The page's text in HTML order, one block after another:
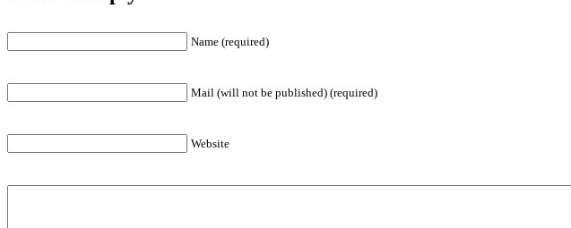
Name (required)
Mail (will not be published) (required)
Website